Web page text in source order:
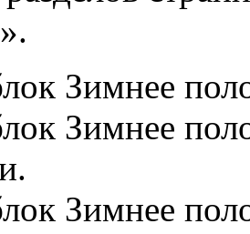
Зимнее
Зимнее
Зимнее